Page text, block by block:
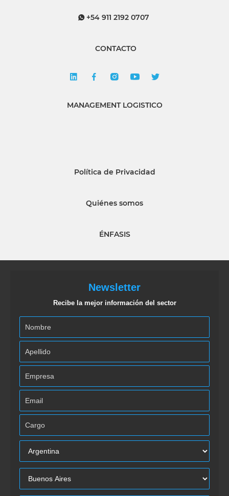
+54 911 2192 0707
CONTACTO
MANAGEMENT LOGISTICO
Política de Privacidad
Quiénes somos
ÉNFASIS
Newsletter
Recibe la mejor información del sector